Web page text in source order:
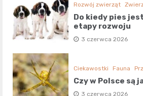
Rozwój zwierząt
Do kiedy pies
etapy rozwoju
3 czerwca 2026
Ciekawostki Fauna
Czy w Polsce są
3 czerwca 2026